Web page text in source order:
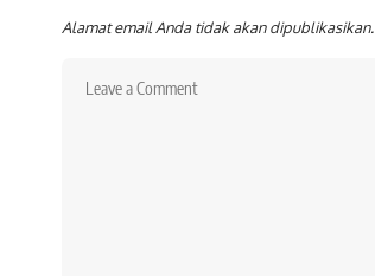
Alamat email Anda tidak akan dipublikasikan.